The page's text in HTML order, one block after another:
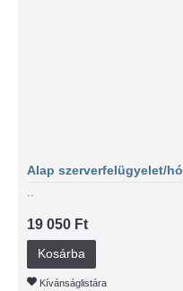
Alap szerverfelügyelet/hó
..
19 050 Ft
Kosárba
Kívánságlistára